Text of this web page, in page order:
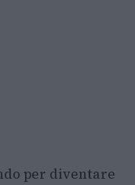
per diventare